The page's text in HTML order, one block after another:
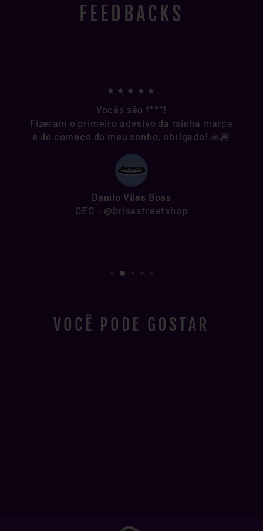
FEEDBACKS
★★★★★
Vocês são f***!
Fizeram o primeiro adesivo da minha marca
e do começo do meu sonho, obrigado! 🙏🏽
Danilo Vilas Boas
CEO - @brisastreetshop
VOCÊ PODE GOSTAR